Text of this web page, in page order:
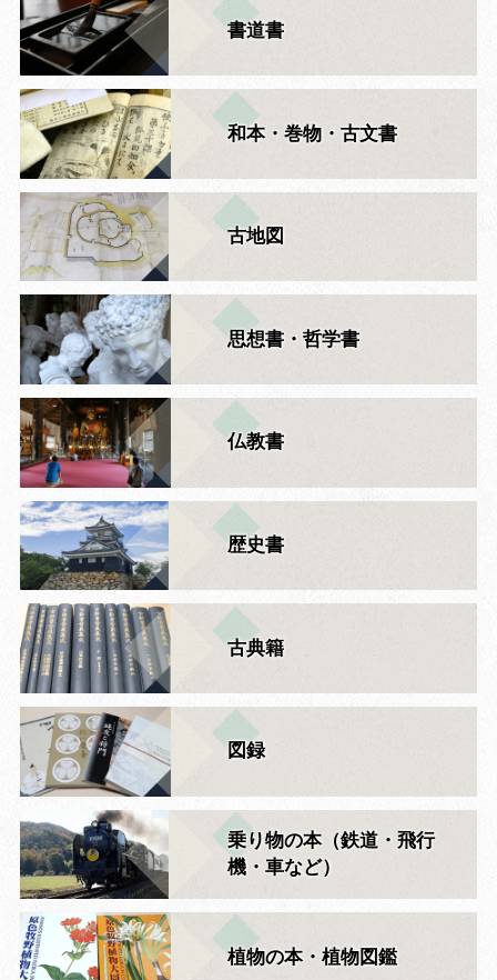
書道書
和本・巻物・古文書
古地図
思想書・哲学書
仏教書
歴史書
古典籍
図録
乗り物の本（鉄道・飛行
機・車など）
植物の本・植物図鑑